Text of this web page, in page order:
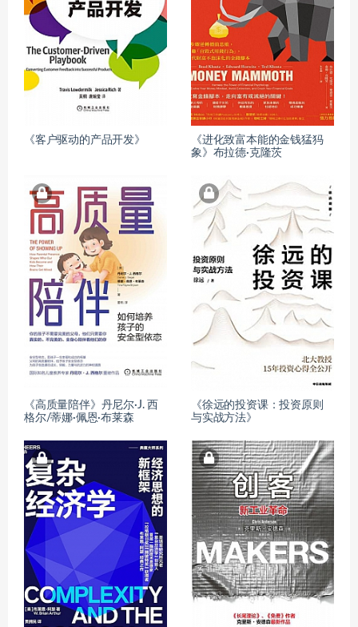
《客户驱动的产品开发》
《进化致富本能的金钱猛犸
象》布拉德·克隆茨
《高质量陪伴》丹尼尔·J. 西
格尔/蒂娜·佩恩·布莱森
《徐远的投资课：投资原则
与实战方法》